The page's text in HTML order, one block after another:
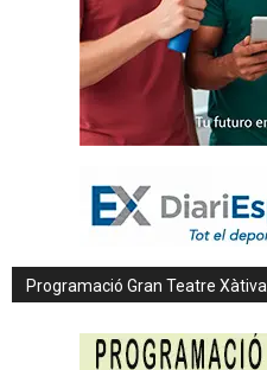
Programació Gran Teatre Xàtiva